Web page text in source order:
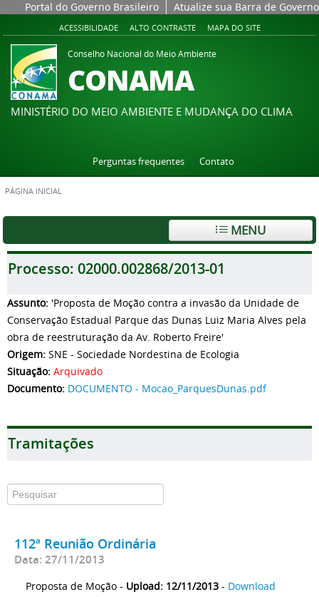
Portal do Governo Brasileiro Atualize sua Barra de Governo
ACESSIBILIDADE ALTO CONTRASTE MAPA DO SITE
Conselho Nacional do Meio Ambiente
CONAMA
MINISTÉRIO DO MEIO AMBIENTE E MUDANÇA DO CLIMA
Perguntas frequentes Contato
PÁGINA INICIAL
MENU
Processo: 02000.002868/2013-01
Assunto: 'Proposta de Moção contra a invasão da Unidade de
Conservação Estadual Parque das Dunas Luiz Maria Alves pela
obra de reestruturação da Av. Roberto Freire'
Origem: SNE - Sociedade Nordestina de Ecologia
Situação: Arquivado
Documento: DOCUMENTO - Mocao_ParquesDunas.pdf
Tramitações
112ª Reunião Ordinária
Data: 27/11/2013
Proposta de Moção - Upload: 12/11/2013 - Download